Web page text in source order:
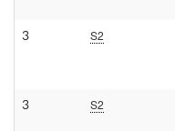
3 S2
3 S2